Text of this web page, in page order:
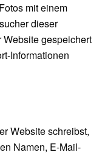
mit einem
dieser
gespeichert
Informationen
Website schreibst,
Namen, E-Mail-